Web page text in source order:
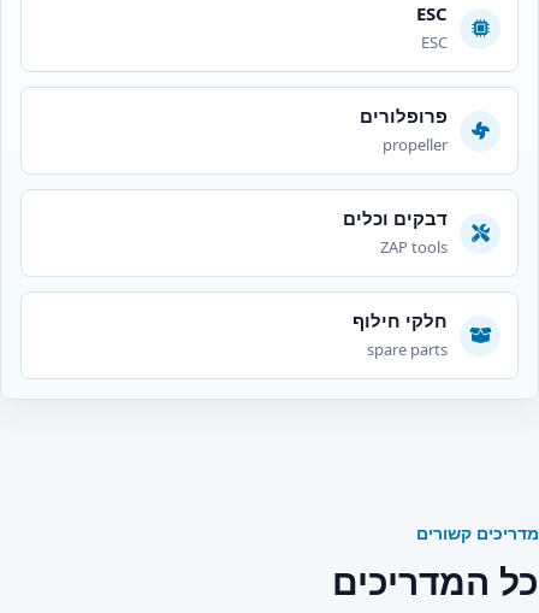
ESC
ESC
פרופלורים
propeller
דבקים וכלים
ZAP tools
חלקי חילוף
spare parts
מדריכים קשורים
כל המדריכים